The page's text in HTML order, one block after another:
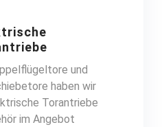
und
haben wir
Torantriebe
im Angebot